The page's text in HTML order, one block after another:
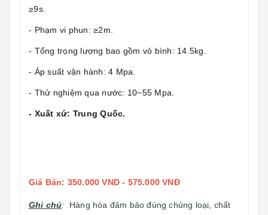
≥9s.
- Phạm vi phun: ≥2m.
- Tổng trọng lượng bao gồm vỏ bình: 14.5kg.
- Áp suất vận hành: 4 Mpa.
- Thử nghiệm qua nước: 10~55 Mpa.
- Xuất xứ: Trung Quốc.
Giá Bán: 350.000 VND - 575.000 VNĐ
Ghi chú: Hàng hóa đảm bảo đúng chủng loại, chất